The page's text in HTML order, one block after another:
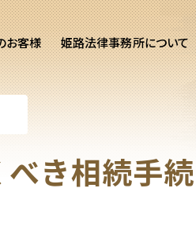
ト
お客様
刑事事件
姫路法律事務所について
き相続手